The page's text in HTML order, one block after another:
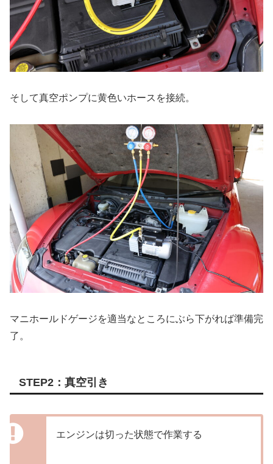
そして真空ポンプに黄色いホースを接続。
マニホールドゲージを適当なところにぶら下がれば準備完
了。
STEP2：真空引き
エンジンは切った状態で作業する